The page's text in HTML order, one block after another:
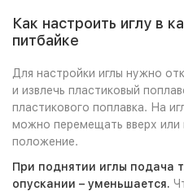
Как настроить иглу в
питбайке
Для настройки иглы нужно
и извлечь пластиковый
пластикового поплавка. На
можно перемещать вверх или
положение.
При поднятии иглы подача
опускании – уменьшается.